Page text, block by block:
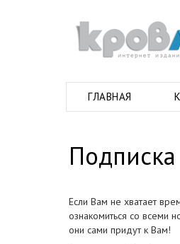
ГЛАВНАЯ
Если Вам не хватает
ознакомиться со всеми
они сами придут к Вам!